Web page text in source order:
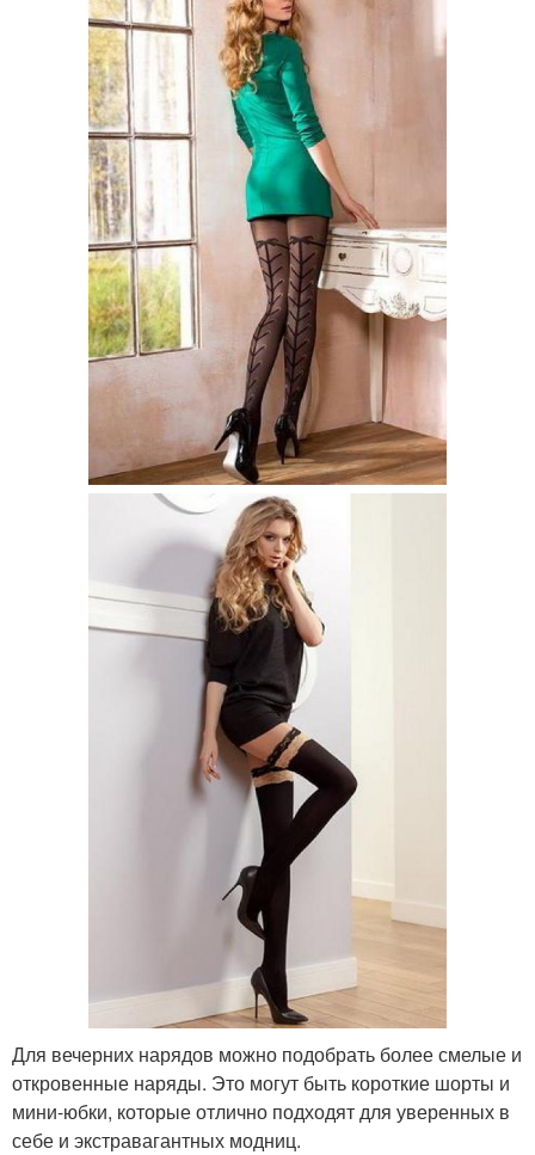
Для вечерних нарядов можно подобрать более смелые и
откровенные наряды. Это могут быть короткие шорты и
мини-юбки, которые отлично подходят для уверенных в
себе и экстравагантных модниц.